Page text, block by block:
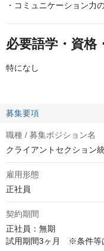
・コミュニケーション力
必要語学・資格
特になし
募集要項
職種 / 募集ポジション名
クライアントセクション
雇用形態
正社員
契約期間
正社員：無期
試用期間3ヶ月　※条件等